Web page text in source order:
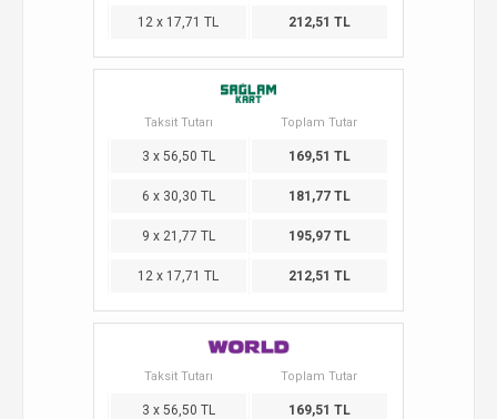
12 x 17,71 TL 212,51 TL
Taksit Tutarı Toplam Tutar
3 x 56,50 TL 169,51 TL
6 x 30,30 TL 181,77 TL
9 x 21,77 TL 195,97 TL
12 x 17,71 TL 212,51 TL
Taksit Tutarı Toplam Tutar
3 x 56,50 TL 169,51 TL